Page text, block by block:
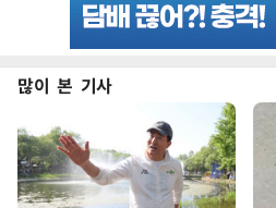
많이 본 기사